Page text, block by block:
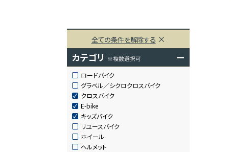
全ての条件を解除する
カテゴリ ※複数選択可 ー
ロードバイク
グラベル／シクロクロスバイク
クロスバイク
E-bike
キッズバイク
リユースバイク
ホイール
ヘルメット